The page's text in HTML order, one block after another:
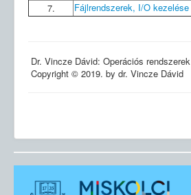
7.
Fájlrendszerek, I/O kezelése
Dr. Vincze Dávid: Operációs rendszerek
Copyright © 2019. by dr. Vincze Dávid